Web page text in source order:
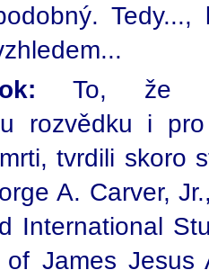
To, že
rozvědku i
tvrdili skoro
A. Carver,
International
of James